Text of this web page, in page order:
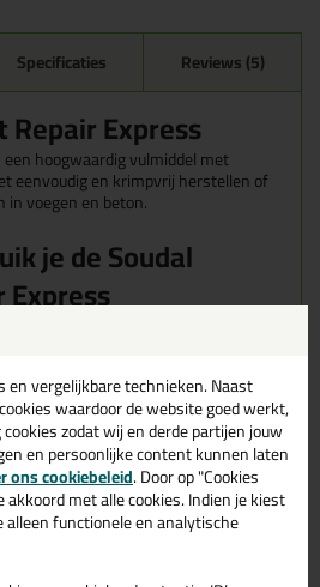
Specificaties Reviews (5)
Repair Express
hoogwaardig vulmiddel met
eenvoudig en krimpvrij herstellen of
in voegen en beton.
je de Soudal
gaten en scheuren in beton en
van voegen in metselwerk
in bijvoorbeeld betonnen
voor de
Repair Express
Soudal hecht op alle gangbare
vergelijkbare technieken. Naast
waardoor de website goed werkt,
zodat wij en derde partijen jouw
en persoonlijke content kunnen laten
ons cookiebeleid. Door op "Cookies
met alle cookies. Indien je kiest
alleen functionele en analytische